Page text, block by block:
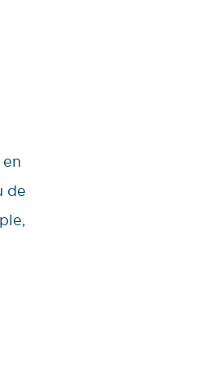
de